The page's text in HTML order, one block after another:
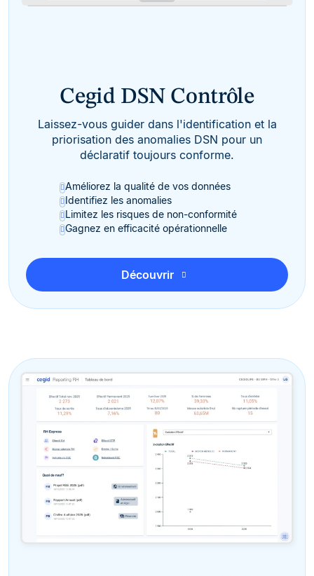
Cegid DSN Contrôle
Laissez-vous guider dans l'identification et la
priorisation des anomalies DSN pour un
déclaratif toujours conforme.
Améliorez la qualité de vos données
Identifiez les anomalies
Limitez les risques de non-conformité
Gagnez en efficacité opérationnelle
Découvrir